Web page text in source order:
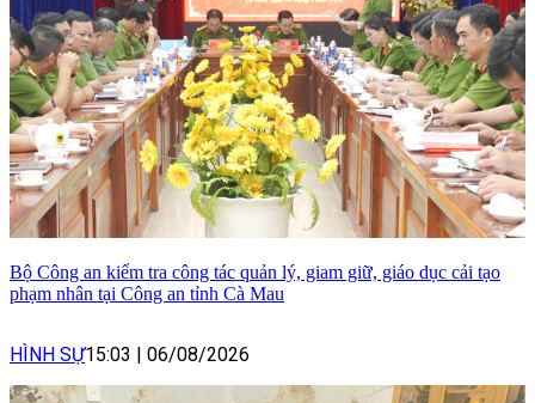
Bộ Công an kiểm tra công tác quản lý, giam giữ, giáo dục cải tạo
phạm nhân tại Công an tỉnh Cà Mau
HÌNH SỰ15:03 06/08/2026